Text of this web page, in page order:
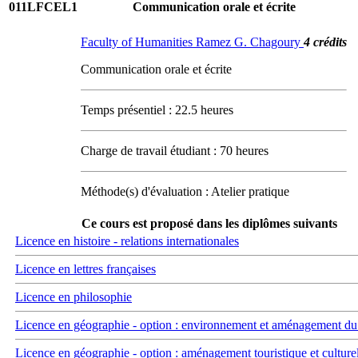
011LFCEL1 Communication orale et écrite
Faculty of Humanities Ramez G. Chagoury4 crédits
Communication orale et écrite
Temps présentiel : 22.5 heures
Charge de travail étudiant : 70 heures
Méthode(s) d'évaluation : Atelier pratique
Ce cours est proposé dans les diplômes suivants
Licence en histoire - relations internationales
Licence en lettres françaises
Licence en philosophie
Licence en géographie - option : environnement et aménagement
Licence en géographie - option : aménagement touristique et culturel